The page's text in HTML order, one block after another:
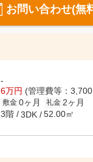
お問い合わせ(無
-
6万円 (管理費等：
敷金 0ヶ月 礼金 2ヶ月
3階 3DK 52.00㎡